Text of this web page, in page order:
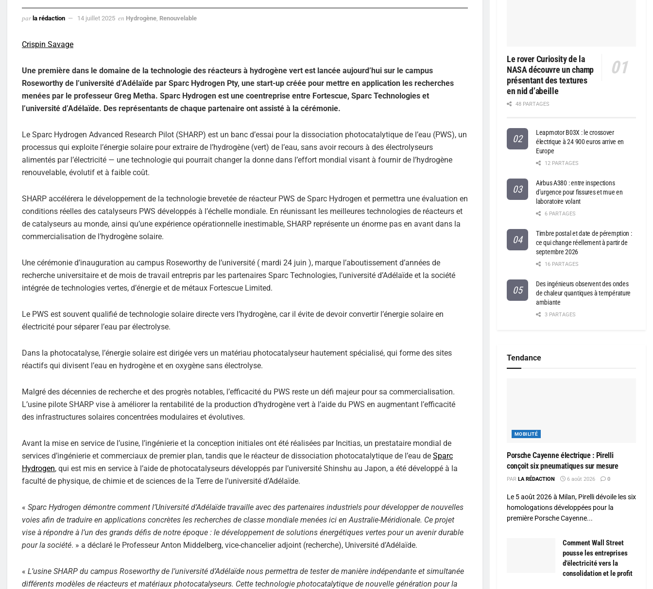
par la rédaction 14 juillet 2025 en Hydrogène Renouvelable
Crispin Savage
Une première dans le domaine de la technologie des réacteurs à hydrogène vert est lancée aujourd’hui sur le campus
Roseworthy de l’université d’Adélaïde par Sparc Hydrogen Pty, une start-up créée pour mettre en application les recherches
menées par le professeur Greg Metha. Sparc Hydrogen est une coentreprise entre Fortescue, Sparc Technologies et
l’université d’Adélaïde. Des représentants de chaque partenaire ont assisté à la cérémonie.
Le Sparc Hydrogen Advanced Research Pilot (SHARP) est un banc d’essai pour la dissociation photocatalytique de l’eau (PWS), un
processus qui exploite l’énergie solaire pour extraire de l’hydrogène (vert) de l’eau, sans avoir recours à des électrolyseurs
alimentés par l’électricité — une technologie qui pourrait changer la donne dans l’effort mondial visant à fournir de l’hydrogène
renouvelable, évolutif et à faible coût.
SHARP accélérera le développement de la technologie brevetée de réacteur PWS de Sparc Hydrogen et permettra une évaluation en
conditions réelles des catalyseurs PWS développés à l’échelle mondiale. En réunissant les meilleures technologies de réacteurs et
de catalyseurs au monde, ainsi qu’une expérience opérationnelle inestimable, SHARP représente un énorme pas en avant dans la
commercialisation de l’hydrogène solaire.
Une cérémonie d’inauguration au campus Roseworthy de l’université ( mardi 24 juin ), marque l’aboutissement d’années de
recherche universitaire et de mois de travail entrepris par les partenaires Sparc Technologies, l’université d’Adélaïde et la société
intégrée de technologies vertes, d’énergie et de métaux Fortescue Limited.
Le PWS est souvent qualifié de technologie solaire directe vers l’hydrogène, car il évite de devoir convertir l’énergie solaire en
électricité pour séparer l’eau par électrolyse.
Dans la photocatalyse, l’énergie solaire est dirigée vers un matériau photocatalyseur hautement spécialisé, qui forme des sites
réactifs qui divisent l’eau en hydrogène et en oxygène sans électrolyse.
Malgré des décennies de recherche et des progrès notables, l’efficacité du PWS reste un défi majeur pour sa commercialisation.
L’usine pilote SHARP vise à améliorer la rentabilité de la production d’hydrogène vert à l’aide du PWS en augmentant l’efficacité
des infrastructures solaires concentrées modulaires et évolutives.
Avant la mise en service de l’usine, l’ingénierie et la conception initiales ont été réalisées par Incitias, un prestataire mondial de
services d’ingénierie et commerciaux de premier plan, tandis que le réacteur de dissociation photocatalytique de l’eau de Sparc
Hydrogen, qui est mis en service à l’aide de photocatalyseurs développés par l’université Shinshu au Japon, a été développé à la
faculté de physique, de chimie et de sciences de la Terre de l’université d’Adélaïde.
« Sparc Hydrogen démontre comment l’Université d’Adélaïde travaille avec des partenaires industriels pour développer de nouvelles
voies afin de traduire en applications concrètes les recherches de classe mondiale menées ici en Australie-Méridionale. Ce projet
vise à répondre à l’un des grands défis de notre époque : le développement de solutions énergétiques vertes pour un avenir durable
pour la société. » a déclaré le Professeur Anton Middelberg, vice-chancelier adjoint (recherche), Université d’Adélaïde.
« L’usine SHARP du campus Roseworthy de l’université d’Adélaïde nous permettra de tester de manière indépendante et simultanée
différents modèles de réacteurs et matériaux photocatalyseurs. Cette technologie photocatalytique de nouvelle génération pour la
Le rover Curiosity de la
NASA découvre un champ
présentant des textures
en nid d’abeille
48 PARTAGES
Leapmotor B03X : le crossover
électrique à 24 900 euros arrive en
Europe
12 PARTAGES
Airbus A380 : entre inspections
d’urgence pour fissures et mue en
laboratoire volant
6 PARTAGES
Timbre postal et date de péremption :
ce qui change réellement à partir de
septembre 2026
16 PARTAGES
Des ingénieurs observent des ondes
de chaleur quantiques à température
ambiante
3 PARTAGES
Tendance
MOBILITÉ
Porsche Cayenne électrique : Pirelli
conçoit six pneumatiques sur mesure
PAR LA RÉDACTION 6 août 2026 0
Le 5 août 2026 à Milan, Pirelli dévoile les six
homologations développées pour la
première Porsche Cayenne...
Comment Wall Street
pousse les entreprises
d’électricité vers la
consolidation et le profit